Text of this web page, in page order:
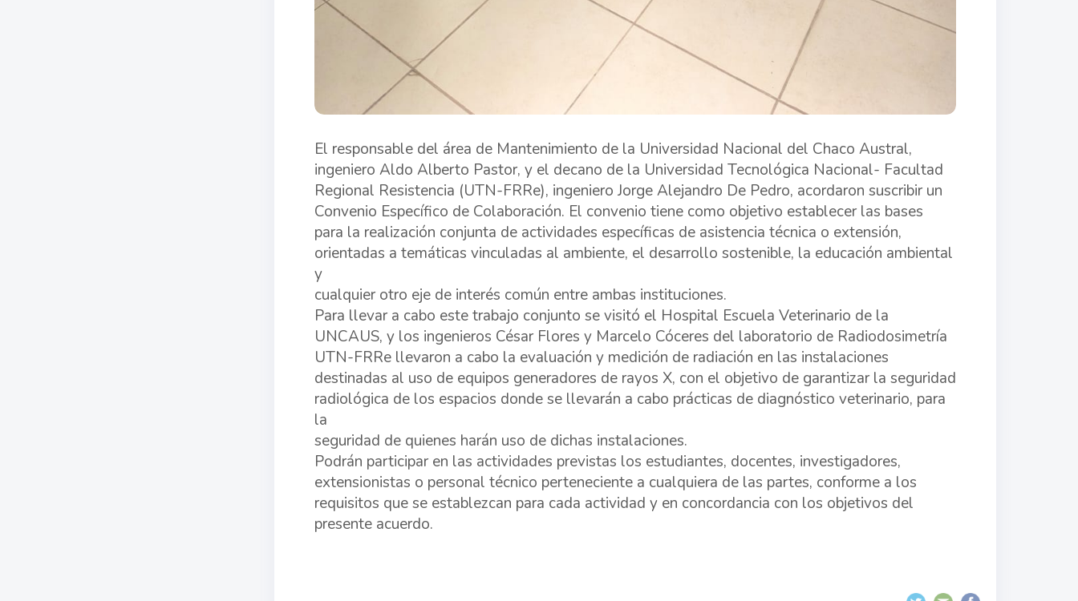
El responsable del área de Mantenimiento de la Universidad Nacional del Chaco Austral,
ingeniero Aldo Alberto Pastor, y el decano de la Universidad Tecnológica Nacional- Facultad
Regional Resistencia (UTN-FRRe), ingeniero Jorge Alejandro De Pedro, acordaron suscribir un
Convenio Específico de Colaboración. El convenio tiene como objetivo establecer las bases
para la realización conjunta de actividades específicas de asistencia técnica o extensión,
orientadas a temáticas vinculadas al ambiente, el desarrollo sostenible, la educación ambiental
y
cualquier otro eje de interés común entre ambas instituciones.
Para llevar a cabo este trabajo conjunto se visitó el Hospital Escuela Veterinario de la
UNCAUS, y los ingenieros César Flores y Marcelo Cóceres del laboratorio de Radiodosimetría
UTN-FRRe llevaron a cabo la evaluación y medición de radiación en las instalaciones
destinadas al uso de equipos generadores de rayos X, con el objetivo de garantizar la seguridad
radiológica de los espacios donde se llevarán a cabo prácticas de diagnóstico veterinario, para
la
seguridad de quienes harán uso de dichas instalaciones.
Podrán participar en las actividades previstas los estudiantes, docentes, investigadores,
extensionistas o personal técnico perteneciente a cualquiera de las partes, conforme a los
requisitos que se establezcan para cada actividad y en concordancia con los objetivos del
presente acuerdo.